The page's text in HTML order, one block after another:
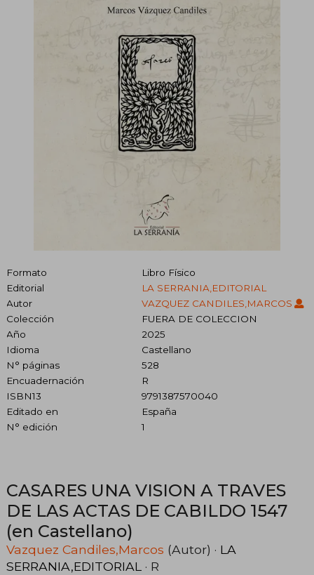
Formato
Libro Físico
Editorial
LA SERRANIA,EDITORIAL
Autor
VAZQUEZ CANDILES,MARCOS
Colección
FUERA DE COLECCION
Año
2025
Idioma
Castellano
N° páginas
528
Encuadernación
R
ISBN13
9791387570040
Editado en
España
N° edición
1
CASARES UNA VISION A TRAVES
DE LAS ACTAS DE CABILDO 1547
(en Castellano)
Vazquez Candiles,Marcos (Autor) · LA
SERRANIA,EDITORIAL · R